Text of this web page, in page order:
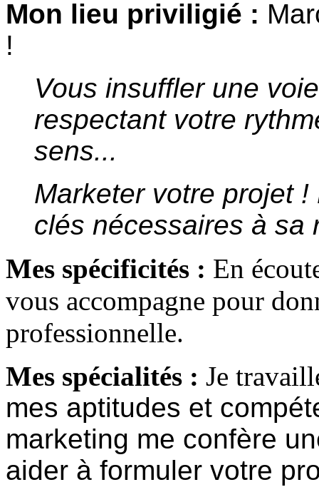
Mon lieu priviligié :
!
Vous insuffler une
respectant votre
sens...
Marketer votre projet
clés nécessaires à sa
Mes spécificités : En
vous accompagne pour
professionnelle.
Mes spécialités : Je
mes aptitudes et
marketing me confère
aider à formuler votre